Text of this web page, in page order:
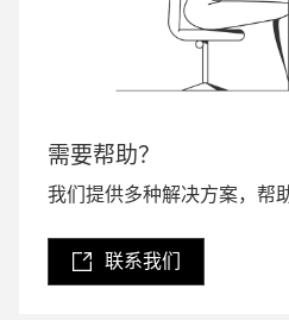
需要帮助？
我们提供多种解决方案，帮
联系我们